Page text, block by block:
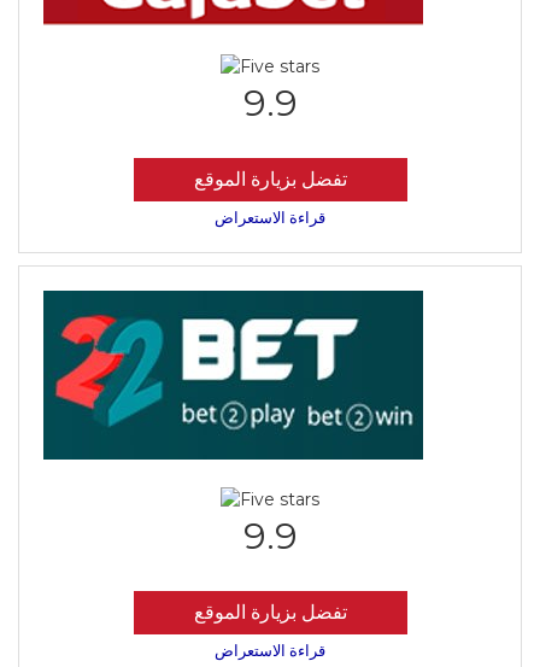
9.9
تفضل بزيارة الموقع
قراءة الاستعراض
9.9
تفضل بزيارة الموقع
قراءة الاستعراض